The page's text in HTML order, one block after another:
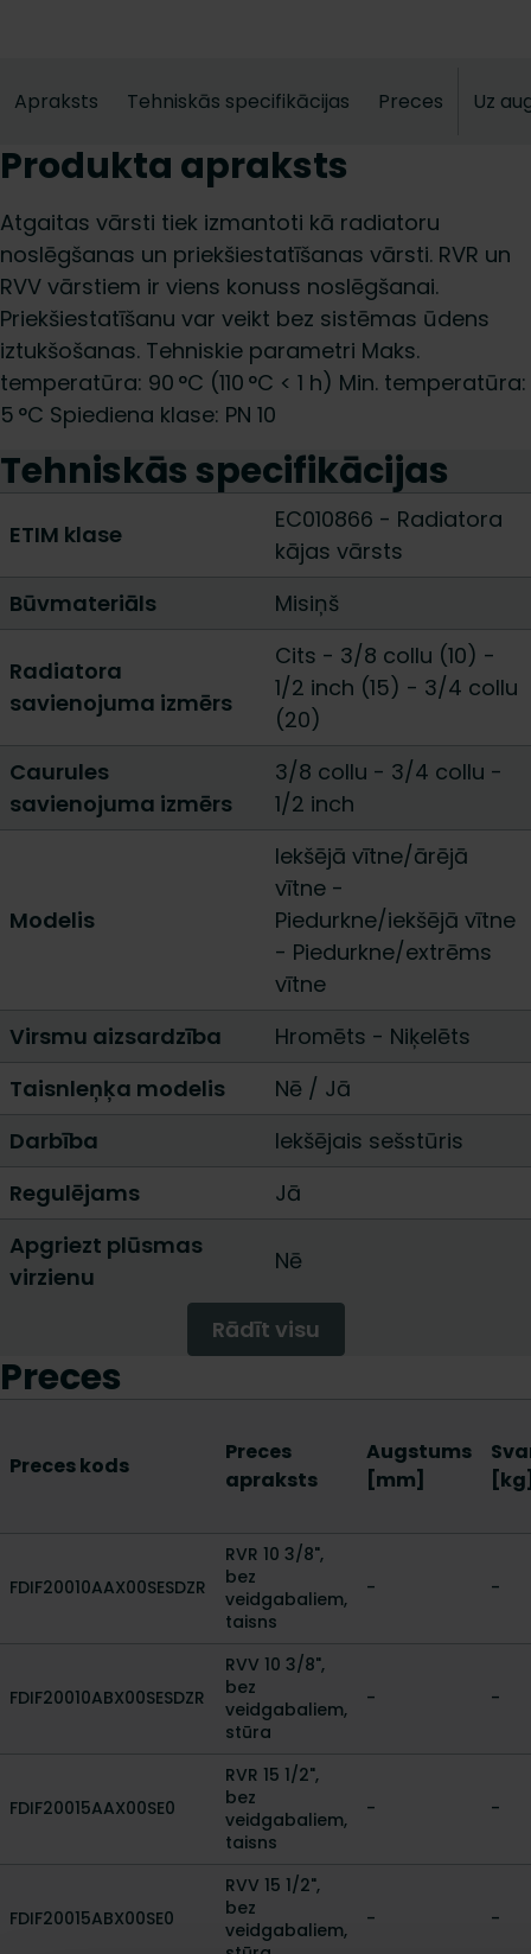
Apraksts Tehniskās specifikācijas Preces Uz
Produkta apraksts
Atgaitas vārsti tiek izmantoti kā radiatoru
noslēgšanas un priekšiestatīšanas vārsti. RVR un
RVV vārstiem ir viens konuss noslēgšanai.
Priekšiestatīšanu var veikt bez sistēmas ūdens
iztukšošanas. Tehniskie parametri Maks.
temperatūra: 90 °C (110 °C < 1 h) Min. temperatūra:
5 °C Spiediena klase: PN 10
Tehniskās specifikācijas
ETIM klase
EC010866 - Radiatora
kājas vārsts
Būvmateriāls
Misiņš
Radiatora
savienojuma izmērs
Cits - 3/8 collu (10) -
1/2 inch (15) - 3/4 collu
(20)
Caurules
savienojuma izmērs
3/8 collu - 3/4 collu -
1/2 inch
Modelis
Iekšējā vītne/ārējā
vītne -
Piedurkne/iekšējā vītne
- Piedurkne/extrēms
vītne
Virsmu aizsardzība
Hromēts - Niķelēts
Taisnleņķa modelis
Nē / Jā
Darbība
Iekšējais sešstūris
Regulējams
Jā
Apgriezt plūsmas
virzienu
Nē
Rādīt visu
Preces
Preces kods
Preces
apraksts
Augstums
[mm]
FDIF20010AAX00SESDZR
RVR 10 3/8",
bez
veidgabaliem,
taisns
- -
FDIF20010ABX00SESDZR
RVV 10 3/8",
bez
veidgabaliem,
stūra
- -
FDIF20015AAX00SE0
RVR 15 1/2",
bez
veidgabaliem,
taisns
- -
FDIF20015ABX00SE0
RVV 15 1/2",
bez
veidgabaliem,
- -